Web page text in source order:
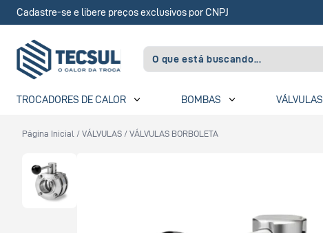
Cadastre-se e libere preços exclusivos por CNPJ
TROCADORES DE CALOR BOMBAS VÁLVULAS
Página Inicial / VÁLVULAS / VÁLVULAS BORBOLETA